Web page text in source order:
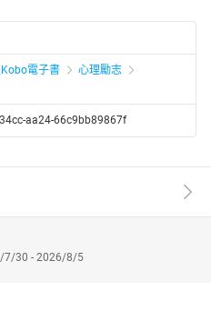
電子書
心理勵志
aa24-66c9bb89867f
7/30 - 2026/8/5